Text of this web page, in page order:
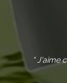
“ J'aime